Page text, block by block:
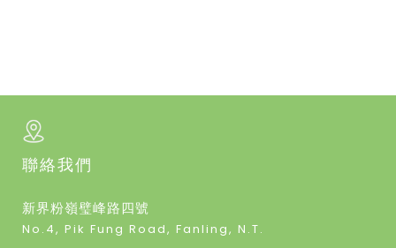
聯絡我們
新界粉嶺璧峰路四號
No.4, Pik Fung Road, Fanling, N.T.